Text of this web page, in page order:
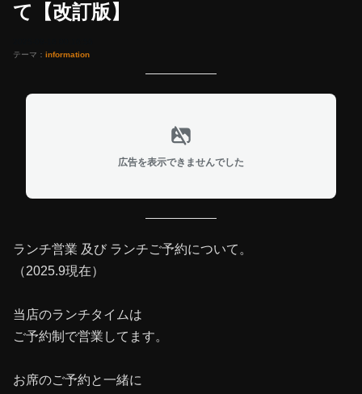
て【改訂版】
テーマ： information
広告を表示できませんでした
ランチ営業 及び ランチご予約について。
（2025.9現在）
当店のランチタイムは
ご予約制で営業してます。
お席のご予約と一緒に